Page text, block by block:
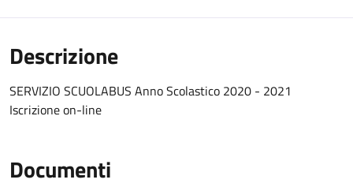
Descrizione
SERVIZIO SCUOLABUS Anno Scolastico 2020 - 2021
Iscrizione on-line
Documenti